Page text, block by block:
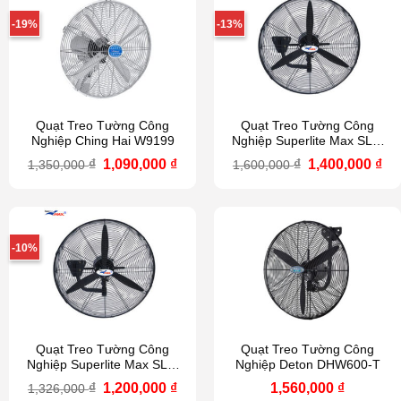
-19%
Quạt Treo Tường Công
Nghiệp Ching Hai W9199
1,350,000₫ Giá
1,090,000 ₫Giá
-13%
Quạt Treo Tường Công
Nghiệp Superlite Max SLW
750
1,600,000₫ Giá
1,400,000 ₫
-10%
Quạt Treo Tường Công
Nghiệp Superlite Max SLW
500
1,326,000₫ Giá
1,200,000 ₫Giá
Quạt Treo Tường Công
Nghiệp Deton DHW600-T
1,560,000 ₫